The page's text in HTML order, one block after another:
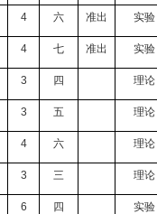
4 六 准出 实验
4 七 准出 实验
3 四 理论
3 五 理论
4 六 理论
3 三 理论
6 四 实验